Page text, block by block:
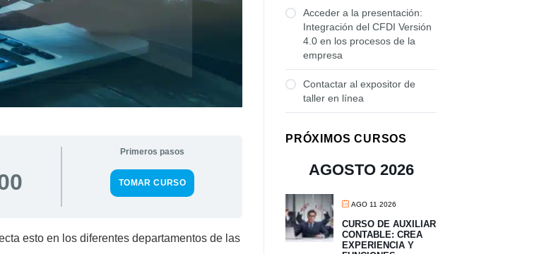
Primeros pasos
TOMAR CURSO
esto en los diferentes departamentos de las
Acceder a la presentación:
Integración del CFDI Versión
4.0 en los procesos de la
empresa
Contactar al expositor de
taller en línea
PRÓXIMOS CURSOS
AGOSTO 2026
AGO 11 2026
CURSO DE AUXILIAR
CONTABLE: CREA
EXPERIENCIA Y